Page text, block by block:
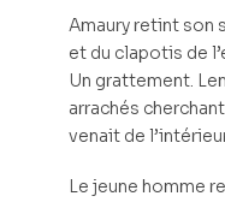
Amaury retint son
et du clapotis de
Un grattement.
arrachés
venait de
Le jeune homme